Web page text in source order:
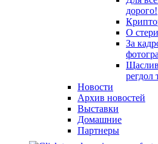
дорого!
О
За
регдол
Новости
Архив новостей
Выставки
Домашние
Партнеры